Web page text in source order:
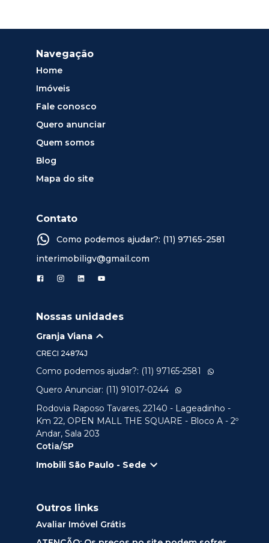
Navegação
Home
Imóveis
Fale conosco
Quero anunciar
Quem somos
Blog
Mapa do site
Contato
Como podemos ajudar?: (11) 97165-2581
interimobiligv@gmail.com
Nossas unidades
Granja Viana
CRECI 24874J
Como podemos ajudar?: (11) 97165-2581
Quero Anunciar: (11) 91017-0244
Rodovia Raposo Tavares, 22140 - Lageadinho -
Km 22, OPEN MALL THE SQUARE - Bloco A - 2º
Andar, Sala 203
Cotia/SP
Imobili São Paulo - Sede
Outros links
Avaliar Imóvel Grátis